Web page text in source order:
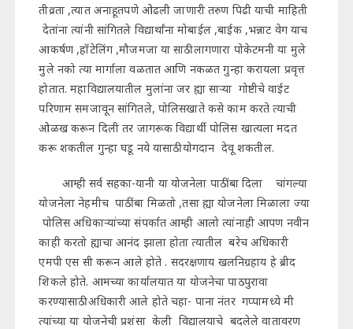
तीव्रता ,त्यात अनाहूतपणे ओढली जाणारी तरुण पिढी याची माहिती
देतांना त्यांनी सांगितले विद्यार्थांना मोबाईल ,बाईक ,भन्नाट वेग याच
आकर्षण ,हॉटेलिंग ,मौजमजा या साठी लागणारा पोकेटमनी या मुले
मुले नको त्या मार्गाला वळतात आणि नकळत गुन्हा करायला प्रवृत्त
होतात. महाविद्यालयातील मुलांना जर ह्या साऱ्या गोष्टीचे वाईट
परिणाम समजावून सांगितले, पोलिसखाते कसे काम करते त्याची
ओळख करून दिली तर जागरूक विद्यार्थी पोलिस खात्यला मदत
करू शकतील गुन्हा घडू नये यासाठी योगदान देवू शकतील.
आम्ही सर्व सहका-यानी या योजनेला पाठींबा दिला चांगल्या
योजनेला नेहमीच पाठींबा मिळतो ,तसा ह्या योजनेला मिळाला ज्या
पोलिस अधिकाऱ्यांच्या संपर्कात आम्ही आलो त्यांनाही आपण नवीन
काही करतो ह्याचा आनंद झाला होता त्यातील बरेच अधिकारी
एमपी एस सी करून आले होते . सदरक्षणाय खलनिग्रहाय हे ब्रीद
शिकले होते. आमच्या कार्यालयात या योजनेचा पाठपुरावा
करण्यासाठी अधिकारी आले होते चहा- पाना नंतर गप्पामध्ये मी
त्यांच्या या योजनेची प्रशंसा केली विद्यालयाचे बदलेले वातावरण